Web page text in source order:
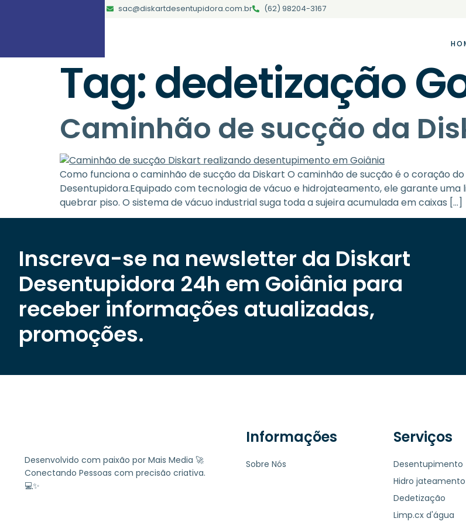
sac@diskartdesentupidora.com.br (62) 98204-3167
Tag:dedetização
Caminhão de sucção da
Como funciona o caminhão de sucção da Diskart O caminhão de sucção é o coração
Desentupidora.Equipado com tecnologia de vácuo e hidrojateamento, ele garante
quebrar piso. O sistema de vácuo industrial suga toda a sujeira acumulada em caixas […]
Inscreva-se na newsletter da Diskart
Desentupidora 24h em Goiânia para
receber informações atualizadas,
promoções.
Desenvolvido com paixão por Mais Media 🚀
Conectando Pessoas com precisão criativa.
💻✨
Informações
Sobre Nós
Serviços
Desentupimento
Hidro jateamento
Dedetização
Limp.cx d'água